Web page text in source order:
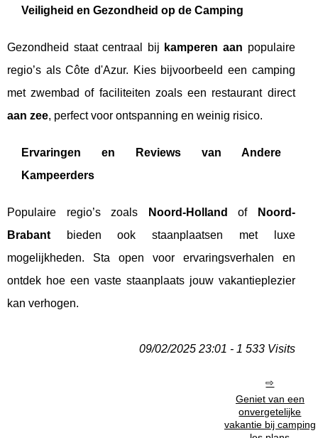
Veiligheid en Gezondheid op de Camping
Gezondheid staat centraal bij kamperen aan populaire
regio’s als Côte d'Azur. Kies bijvoorbeeld een camping
met zwembad of faciliteiten zoals een restaurant direct
aan zee, perfect voor ontspanning en weinig risico.
Ervaringen en Reviews van Andere
Kampeerders
Populaire regio’s zoals Noord-Holland of
Noord-
Brabant bieden ook staanplaatsen met luxe
mogelijkheden. Sta open voor ervaringsverhalen en
ontdek hoe een vaste staanplaats jouw vakantieplezier
kan verhogen.
09/02/2025 23:01 - 1 533 Visits
Geniet van een
onvergetelijke
vakantie bij camping